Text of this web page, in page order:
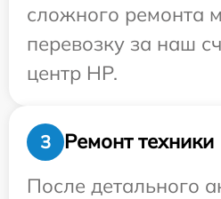
сложного ремонта
перевозку за наш
центр HP.
3
Ремонт техники
После детального